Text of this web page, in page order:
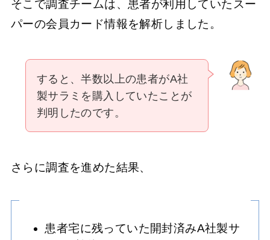
そこで調査チームは、患者が利用していたスー
パーの会員カード情報を解析しました。
すると、半数以上の患者がA社
製サラミを購入していたことが
判明したのです。
さらに調査を進めた結果、
患者宅に残っていた開封済みA社製サ